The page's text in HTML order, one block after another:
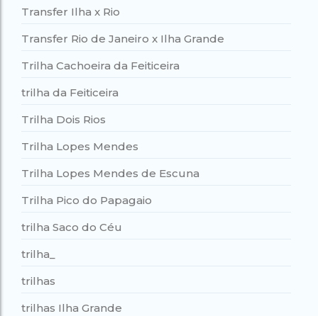
Transfer Ilha x Rio
Transfer Rio de Janeiro x Ilha Grande
Trilha Cachoeira da Feiticeira
trilha da Feiticeira
Trilha Dois Rios
Trilha Lopes Mendes
Trilha Lopes Mendes de Escuna
Trilha Pico do Papagaio
trilha Saco do Céu
trilha_
trilhas
trilhas Ilha Grande